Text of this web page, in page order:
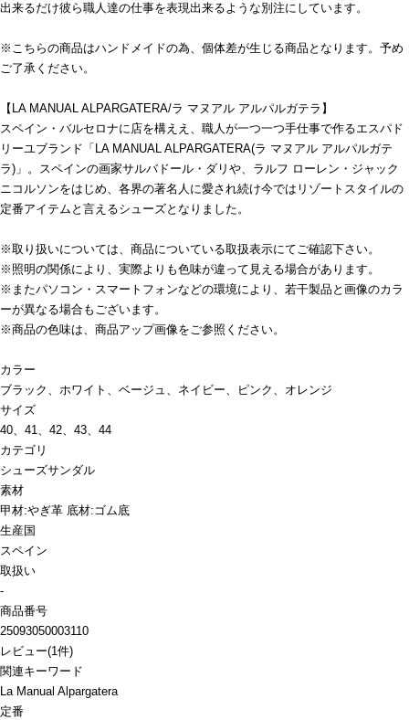
出来るだけ彼ら職人達の仕事を表現出来るような別注にしています。
※こちらの商品はハンドメイドの為、個体差が生じる商品となります。予め
ご了承ください。
【LA MANUAL ALPARGATERA/ラ マヌアル アルパルガテラ】
スペイン・バルセロナに店を構ええ、職人が一つ一つ手仕事で作るエスパド
リーユブランド「LA MANUAL ALPARGATERA(ラ マヌアル アルパルガテ
ラ)」。スペインの画家サルバドール・ダリや、ラルフ ローレン・ジャック
ニコルソンをはじめ、各界の著名人に愛され続け今ではリゾートスタイルの
定番アイテムと言えるシューズとなりました。
※取り扱いについては、商品についている取扱表示にてご確認下さい。
※照明の関係により、実際よりも色味が違って見える場合があります。
※またパソコン・スマートフォンなどの環境により、若干製品と画像のカラ
ーが異なる場合もございます。
※商品の色味は、商品アップ画像をご参照ください。
カラー
ブラック、ホワイト、ベージュ、ネイビー、ピンク、オレンジ
サイズ
40、41、42、43、44
カテゴリ
シューズサンダル
素材
甲材:やぎ革 底材:ゴム底
生産国
スペイン
取扱い
-
商品番号
25093050003110
レビュー(1件)
関連キーワード
La Manual Alpargatera
定番